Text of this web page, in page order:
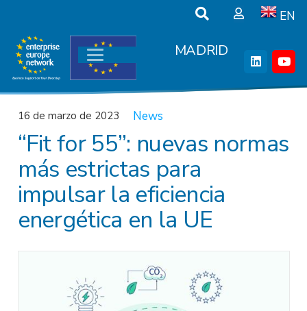
EN
MADRID
16 de marzo de 2023 News
“Fit for 55”: nuevas normas
más estrictas para
impulsar la eficiencia
energética en la UE